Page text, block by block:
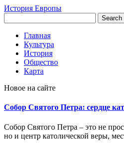
История Европы
Главная
Культура
История
Общество
Карта
Новое на сайте
Собор Святого Петра: сердце
Собор Святого Петра – это не
но и центр католической веры,